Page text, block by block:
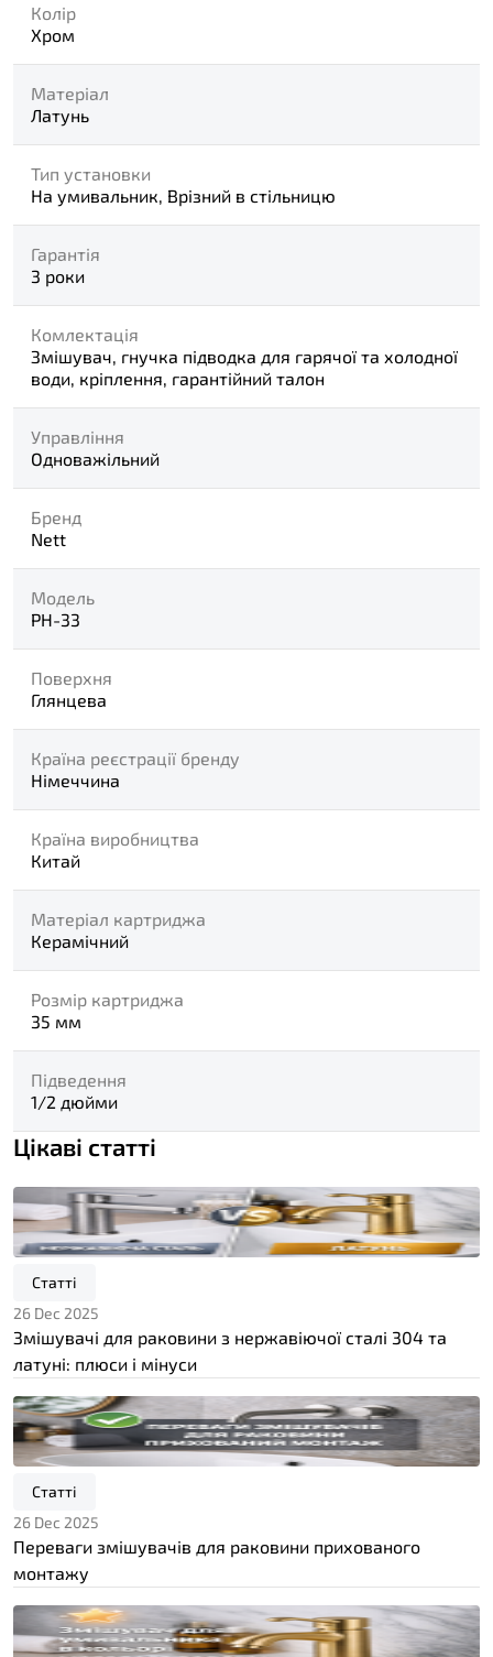
Колір
Хром
Матеріал
Латунь
Тип установки
На умивальник, Врізний в стільницю
Гарантія
3 роки
Комлектація
Змішувач, гнучка підводка для гарячої та холодної
води, кріплення, гарантійний талон
Управління
Одноважільний
Бренд
Nett
Модель
PH-33
Поверхня
Глянцева
Країна реєстрації бренду
Німеччина
Країна виробництва
Китай
Матеріал картриджа
Керамічний
Розмір картриджа
35 мм
Підведення
1/2 дюйми
Цікаві статті
Статті
26 Dec 2025
Змішувачі для раковини з нержавіючої сталі 304 та
латуні: плюси і мінуси
Статті
26 Dec 2025
Переваги змішувачів для раковини прихованого
монтажу